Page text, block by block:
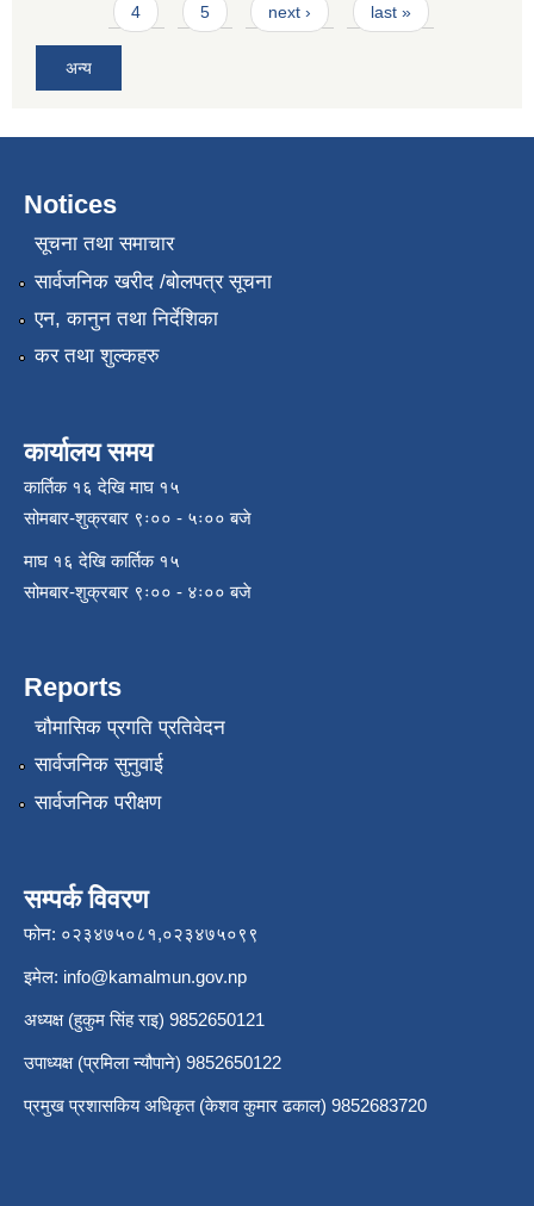
4 5 next › last »
अन्य
Notices
सूचना तथा समाचार
सार्वजनिक खरीद /बोलपत्र सूचना
एन, कानुन तथा निर्देशिका
कर तथा शुल्कहरु
कार्यालय समय
कार्तिक १६ देखि माघ १५
सोमबार-शुक्रबार ९ः०० - ५ः०० बजे
माघ १६ देखि कार्तिक १५
सोमबार-शुक्रबार ९ः०० - ४ः०० बजे
Reports
चौमासिक प्रगति प्रतिवेदन
सार्वजनिक सुनुवाई
सार्वजनिक परीक्षण
सम्पर्क विवरण
फोन: ०२३४७५०८१,०२३४७५०९९
इमेल: info@kamalmun.gov.np
अध्यक्ष (हुकुम सिंह राइ) 9852650121
उपाध्यक्ष (प्रमिला न्यौपाने) 9852650122
प्रमुख प्रशासकिय अधिकृत (केशव कुमार ढकाल) 9852683720